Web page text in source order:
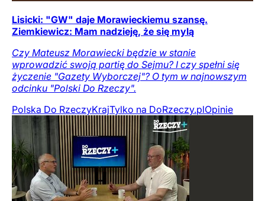
Lisicki: "GW" daje Morawieckiemu szansę.
Ziemkiewicz: Mam nadzieję, że się mylą
Czy Mateusz Morawiecki będzie w stanie
wprowadzić swoją partię do Sejmu? I czy spełni się
życzenie "Gazety Wyborczej"? O tym w najnowszym
odcinku "Polski Do Rzeczy".
Polska Do RzeczyKrajTylko na DoRzeczy.plOpinie